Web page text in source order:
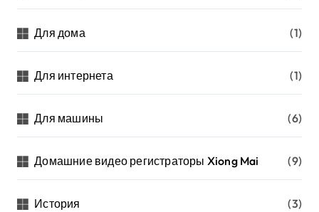
Для дома (1)
Для интернета (1)
Для машины (6)
Домашние видео регистраторы Xiong Mai (9)
История (3)